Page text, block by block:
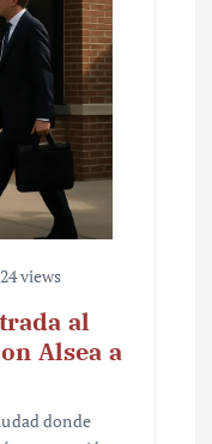
24 views
al
Alsea a
donde